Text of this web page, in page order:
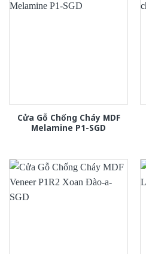
Cửa Gỗ Chống Cháy MDF
Melamine P1-SGD